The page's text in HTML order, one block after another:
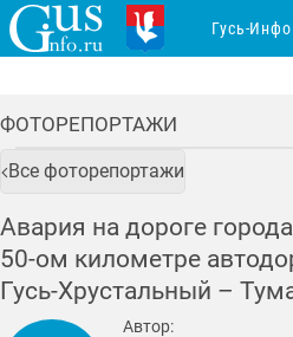
ФОТОРЕПОРТАЖИ
Все фоторепортажи
Авария на дороге
50-ом километре
Гусь-Хрустальный –
Автор:
Гусь-Инфо